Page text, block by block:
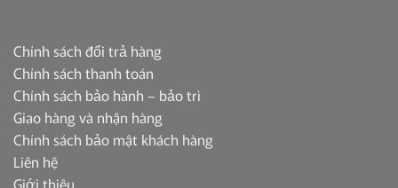
Chính sách đổi trả hàng
Chính sách thanh toán
Chính sách bảo hành – bảo trì
Giao hàng và nhận hàng
Chính sách bảo mật khách hàng
Liên hệ
Giới thiệu